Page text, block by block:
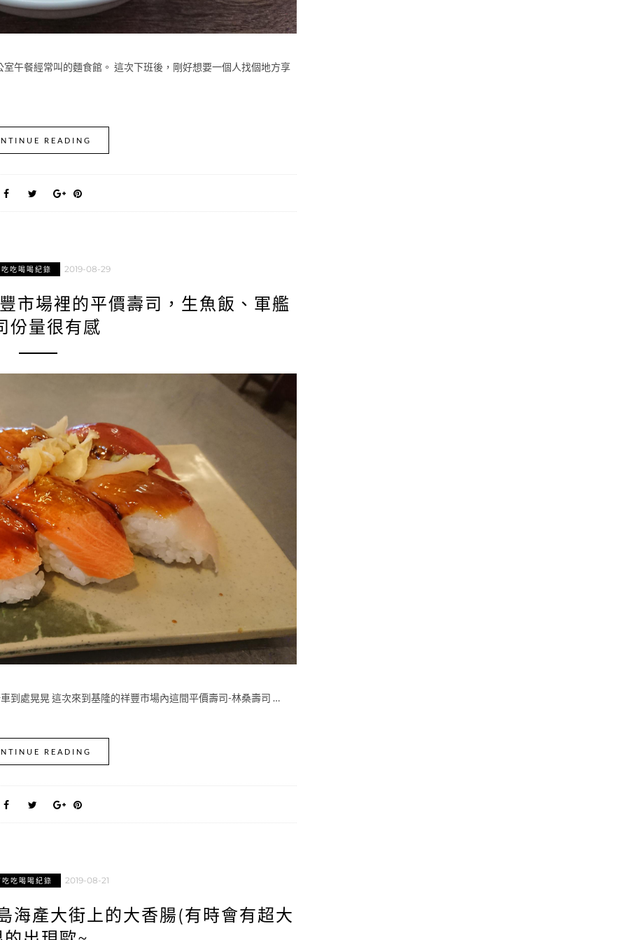
午餐經常叫的麵食館。 這次下班後，剛好想要一個人找個地方享
READING
吃喝喝紀錄 2019-08-29
市場裡的平價壽司，生魚飯、軍艦
份量很有感
到處晃晃 這次來到基隆的祥豐市場內這間平價壽司-林桑壽司 …
READING
吃吃喝喝紀錄 2019-08-21
海產大街上的大香腸(有時會有超大